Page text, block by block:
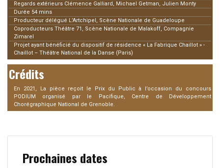
Regards extérieurs Clémence Galliard, Michael Getman, Julien Monty
Durée 54 mins
Producteur délégué L’Artchipel, Scène Nationale de Guadeloupe
Coproducteurs Théâtre 71, Scène Nationale de Malakoff, Compagnie
Zimarel
Projet ayant bénéficié du dispositif de résidence « La Fabrique Chaillot » -
Chaillot – Théâtre National de la Danse (Paris)
Crédits
En 2021, La pièce reçoit le Prix du Public à l’occasion du concours
PODIUM organisé par le Pacifique, Centre de Développement
Chorégraphique National de Grenoble.
Prochaines dates